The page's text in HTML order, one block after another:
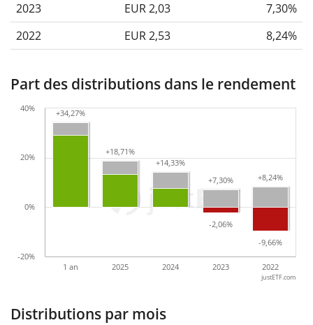
2023
EUR 2,03
7,30%
2022
EUR 2,53 8,24%
Part des distributions dans le rendement
-2,06%
-2,06%
-9,66%
-9,66%
+34,27%
+34,27%
+18,71%
+18,71%
+14,33%
+14,33%
+7,30%
+7,30% +8,24%
+8,24%
1 an 2025 2024 2023 2022
-20%
0%
20%
40%
justETF.com
Distributions par mois